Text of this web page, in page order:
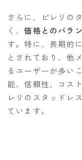
さらに、ピレリの
く、価格とのバラ
す。特に、長期的
とされており、他
るユーザーが多い
能、信頼性、コス
レリのスタッドレ
ています。